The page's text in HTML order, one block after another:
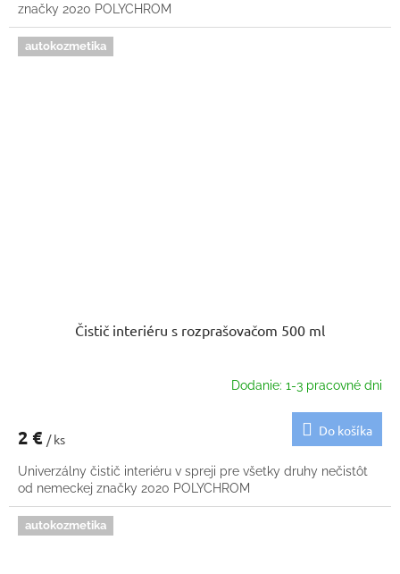
značky 2020 POLYCHROM
autokozmetika
Čistič interiéru s rozprašovačom 500 ml
Dodanie: 1-3 pracovné dni
2 € / ks
Do košíka
Univerzálny čistič interiéru v spreji pre všetky druhy nečistôt
od nemeckej značky 2020 POLYCHROM
autokozmetika